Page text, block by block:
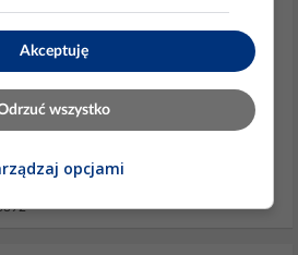
Ustaw jak powyżej w
Jak nie działa polecam upgrade
huawei - często po zmianie na
poprawnie
Akceptuję
wszystko
opcjami